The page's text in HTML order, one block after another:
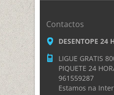
Contactos
DESENTOPE 24
LIGUE GRATIS
PIQUETE 24
961559287
Estamos na